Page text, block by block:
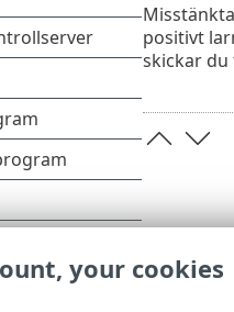
positivt
skickar du
your cookies